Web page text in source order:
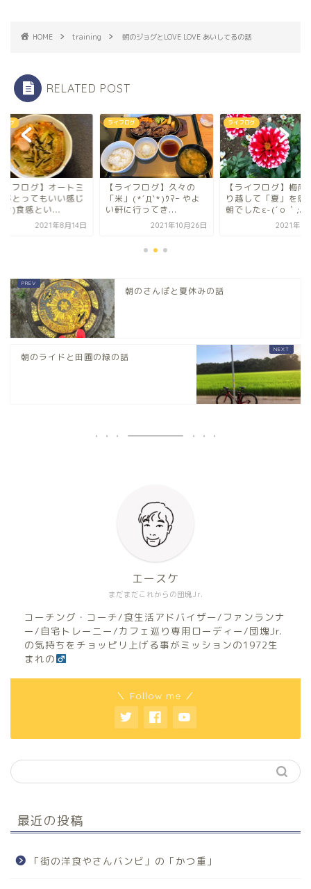
HOME training 朝のジョグとLOVE LOVE あいしてるの話
RELATED POST
ログ
イフログ】オートミ
がとってもいい感じ
食感とい...
2021年8月14日
ライフログ
【ライフログ】久々の
「米」(*´Д`*)ｳﾏｰ やよ
い軒に行ってき...
2021年10月26日
ライフログ
【ライフログ】梅雨
り越して「夏」を感
朝でしたε-(´ｏ｀;...
2021年6
朝のさんぽと夏休みの話
朝のライドと田圃の緑の話
まだまだこれからの団塊Jr.
エースケ
コーチング・コーチ/食生活アドバイザー/ファンランナ
ー/自宅トレーニー/カフェ巡り専用ローディー/団塊Jr.
の気持ちをチョッピリ上げる事がミッションの1972生
まれの
＼ Follow me ／
最近の投稿
「街の洋食やさんバンビ」の「かつ重」